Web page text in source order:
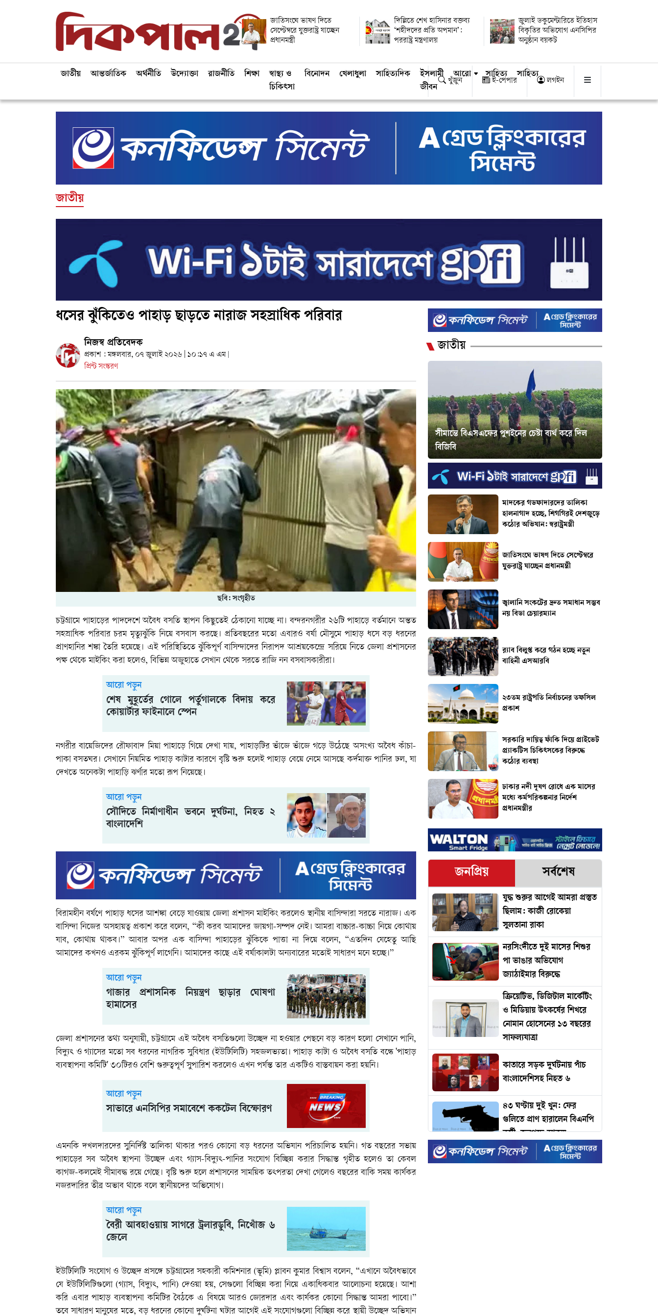
জাতিসংঘে ভাষণ দিতে
সেপ্টেম্বরে যুক্তরাষ্ট্র যাচ্ছেন
প্রধানমন্ত্রী
দিল্লিতে শেখ হাসিনার বক্তব্য
‘শহীদদের প্রতি অপমান’:
পররাষ্ট্র মন্ত্রণালয়
জুলাই ডকুমেন্টারিতে ইতিহাস
বিকৃতির অভিযোগ এনসিপির
অনুষ্ঠান বয়কট
জাতীয় আন্তর্জাতিক অর্থনীতি উদ্যোক্তা রাজনীতি শিক্ষা
স্বাস্থ্য ও
চিকিৎসা
বিনোদন খেলাধুলা সাহিত্যদিক
ইসলামী
জীবন
আরো সাহিত্য সাহিত্য
খুঁজুন ই-পেপার লগইন
জাতীয়
ধসের ঝুঁকিতেও পাহাড় ছাড়তে নারাজ সহস্রাধিক পরিবার
নিজস্ব প্রতিবেদক
প্রকাশ : মঙ্গলবার, ০৭ জুলাই ২০২৬ | ১০:১৭ এ এম
প্রিন্ট সংস্করণ
ছবি: সংগৃহীত
চট্টগ্রামে পাহাড়ের পাদদেশে অবৈধ বসতি স্থাপন কিছুতেই ঠেকানো যাচ্ছে না। বন্দরনগরীর ২৬টি পাহাড়ে বর্তমানে অন্তত
সহস্রাধিক পরিবার চরম মৃত্যুঝুঁকি নিয়ে বসবাস করছে। প্রতিবছরের মতো এবারও বর্ষা মৌসুমে পাহাড় ধসে বড় ধরনের
প্রাণহানির শঙ্কা তৈরি হয়েছে। এই পরিস্থিতিতে ঝুঁকিপূর্ণ বাসিন্দাদের নিরাপদ আশ্রয়কেন্দ্রে সরিয়ে নিতে জেলা প্রশাসনের
পক্ষ থেকে মাইকিং করা হলেও, বিভিন্ন অজুহাতে সেখান থেকে সরতে রাজি নন বসবাসকারীরা।
আরো পড়ুন
শেষ মুহূর্তের গোলে পর্তুগালকে বিদায় করে
কোয়ার্টার ফাইনালে স্পেন
নগরীর বায়েজিদের রৌফাবাদ মিয়া পাহাড়ে গিয়ে দেখা যায়, পাহাড়টির ভাঁজে ভাঁজে গড়ে উঠেছে অসংখ্য অবৈধ কাঁচা-
পাকা বসতঘর। সেখানে নিয়মিত পাহাড় কাটার কারণে বৃষ্টি শুরু হলেই পাহাড় বেয়ে নেমে আসছে কর্দমাক্ত পানির ঢল, যা
দেখতে অনেকটা পাহাড়ি ঝর্ণার মতো রূপ নিয়েছে।
আরো পড়ুন
সৌদিতে নির্মাণাধীন ভবনে দুর্ঘটনা, নিহত ২
বাংলাদেশি
বিরামহীন বর্ষণে পাহাড় ধসের আশঙ্কা বেড়ে যাওয়ায় জেলা প্রশাসন মাইকিং করলেও স্থানীয় বাসিন্দারা সরতে নারাজ। এক
বাসিন্দা নিজের অসহায়ত্ব প্রকাশ করে বলেন, “কী করব আমাদের জায়গা-সম্পদ নেই। আমরা বাচ্চার-কাচ্চা নিয়ে কোথায়
যাব, কোথায় থাকব।” আবার অপর এক বাসিন্দা পাহাড়ের ঝুঁকিকে পাত্তা না দিয়ে বলেন, “এতদিন যেহেতু আছি
আমাদের কখনও এরকম ঝুঁকিপূর্ণ লাগেনি। আমাদের কাছে এই বর্ষাকালটা অন্যবারের মতোই সাধারণ মনে হচ্ছে।”
আরো পড়ুন
গাজার প্রশাসনিক নিয়ন্ত্রণ ছাড়ার ঘোষণা
হামাসের
জেলা প্রশাসনের তথ্য অনুযায়ী, চট্টগ্রামে এই অবৈধ বসতিগুলো উচ্ছেদ না হওয়ার পেছনে বড় কারণ হলো সেখানে পানি,
বিদ্যুৎ ও গ্যাসের মতো সব ধরনের নাগরিক সুবিধার (ইউটিলিটি) সহজলভ্যতা। পাহাড় কাটা ও অবৈধ বসতি বন্ধে 'পাহাড়
ব্যবস্থাপনা কমিটি' ৩০টিরও বেশি গুরুত্বপূর্ণ সুপারিশ করলেও এখন পর্যন্ত তার একটিও বাস্তবায়ন করা হয়নি।
আরো পড়ুন
সাভারে এনসিপির সমাবেশে ককটেল বিস্ফোরণ
এমনকি দখলদারদের সুনির্দিষ্ট তালিকা থাকার পরও কোনো বড় ধরনের অভিযান পরিচালিত হয়নি। গত বছরের সভায়
পাহাড়ের সব অবৈধ স্থাপনা উচ্ছেদ এবং গ্যাস-বিদ্যুৎ-পানির সংযোগ বিচ্ছিন্ন করার সিদ্ধান্ত গৃহীত হলেও তা কেবল
কাগজ-কলমেই সীমাবদ্ধ রয়ে গেছে। বৃষ্টি শুরু হলে প্রশাসনের সাময়িক তৎপরতা দেখা গেলেও বছরের বাকি সময় কার্যকর
নজরদারির তীব্র অভাব থাকে বলে স্থানীয়দের অভিযোগ।
আরো পড়ুন
বৈরী আবহাওয়ায় সাগরে ট্রলারডুবি, নিখোঁজ ৬
জেলে
ইউটিলিটি সংযোগ ও উচ্ছেদ প্রসঙ্গে চট্টগ্রামের সহকারী কমিশনার (ভূমি) প্লাবন কুমার বিশ্বাস বলেন, “এখানে অবৈধভাবে
যে ইউটিলিটিগুলো (গ্যাস, বিদ্যুৎ, পানি) দেওয়া হয়, সেগুলো বিচ্ছিন্ন করা নিয়ে একাধিকবার আলোচনা হয়েছে। আশা
করি এবার পাহাড় ব্যবস্থাপনা কমিটির বৈঠকে এ বিষয়ে আরও জোরদার এবং কার্যকর কোনো সিদ্ধান্ত আমরা পাবো।”
তবে সাধারণ মানুষের মতে, বড় ধরনের কোনো দুর্ঘটনা ঘটার আগেই এই সংযোগগুলো বিচ্ছিন্ন করে স্থায়ী উচ্ছেদ অভিযান
জাতীয়
সীমান্তে বিএসএফের পুশইনের চেষ্টা ব্যর্থ করে দিল
বিজিবি
মাদকের গডফাদারদের তালিকা
হালনাগাদ হচ্ছে, শিগগিরই দেশজুড়ে
কঠোর অভিযান: স্বরাষ্ট্রমন্ত্রী
জাতিসংঘে ভাষণ দিতে সেপ্টেম্বরে
যুক্তরাষ্ট্র যাচ্ছেন প্রধানমন্ত্রী
জ্বালানি সংকটের দ্রুত সমাধান সম্ভব
নয় বিডা চেয়ারম্যান
র‌্যাব বিলুপ্ত করে গঠন হচ্ছে নতুন
বাহিনী এসআরবি
২৩তম রাষ্ট্রপতি নির্বাচনের তফসিল
প্রকাশ
সরকারি দায়িত্ব ফাঁকি দিয়ে প্রাইভেট
প্র্যাকটিস চিকিৎসকের বিরুদ্ধে
কঠোর ব্যবস্থা
ঢাকার নদী দূষণ রোধে এক মাসের
মধ্যে কর্মপরিকল্পনার নির্দেশ
প্রধানমন্ত্রীর
জনপ্রিয় সর্বশেষ
যুদ্ধ শুরুর আগেই আমরা প্রস্তুত
ছিলাম: কাজী রোকেয়া
সুলতানা রাকা
নরসিংদীতে দুই মাসের শিশুর
পা ভাঙার অভিযোগ
জ্যাঠাইমার বিরুদ্ধে
ক্রিয়েটিভ, ডিজিটাল মার্কেটিং
ও মিডিয়ায় উৎকর্ষের শিখরে
নোমান হোসেনের ১৩ বছরের
সাফল্যযাত্রা
কাতারে সড়ক দুর্ঘটনায় পাঁচ
বাংলাদেশিসহ নিহত ৬
৪৩ ঘণ্টায় দুই খুন: ফের
গুলিতে প্রাণ হারালেন বিএনপি
কর্মী, জনপদে আতঙ্ক
ঢাকার যানজট কমাতে